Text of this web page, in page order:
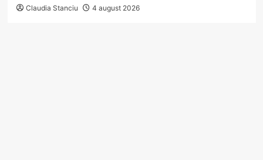
Claudia Stanciu 4 august 2026